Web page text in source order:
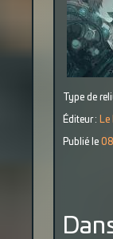
Type de
Éditeur :
Publié le